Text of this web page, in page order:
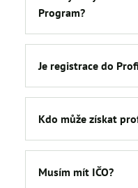
Program?
Je registrace do
Kdo může získat
Musím mít IČO?